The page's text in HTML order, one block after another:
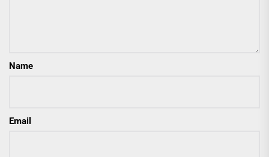
Name
Email